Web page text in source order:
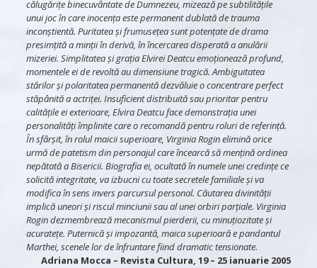
călugărițe binecuvântate de Dumnezeu, mizează pe subtilitățile
unui joc în care inocența este permanent dublată de trauma
inconștientă. Puritatea și frumusețea sunt potențate de drama
presimțită a minții în derivă, în încercarea disperată a anulării
mizeriei. Simplitatea și grația Elvirei Deatcu emoționează profund,
momentele ei de revoltă au dimensiune tragică. Ambiguitatea
stărilor și polaritatea permanentă dezvăluie o concentrare perfect
stăpânită a actriței. Insuficient distribuită sau prioritar pentru
calitățile ei exterioare, Elvira Deatcu face demonstrația unei
personalități împlinite care o recomandă pentru roluri de referință.
În sfârșit, în rolul maicii superioare, Virginia Rogin elimină orice
urmă de patetism din personajul care încearcă să mențină ordinea
nepătată a Bisericii. Biografia ei, ocultată în numele unei credințe ce
solicită integritate, va izbucni cu toate secretele familiale și va
modifica în sens invers parcursul personal. Căutarea divinității
implică uneori și riscul minciunii sau al unei orbiri parțiale. Virginia
Rogin dezmembrează mecanismul pierderii, cu minuțiozitate și
acuratețe. Puternică și impozantă, maica superioară e pandantul
Marthei, scenele lor de înfruntare fiind dramatic tensionate.
Adriana Mocca – Revista Cultura, 19 – 25 ianuarie 2005